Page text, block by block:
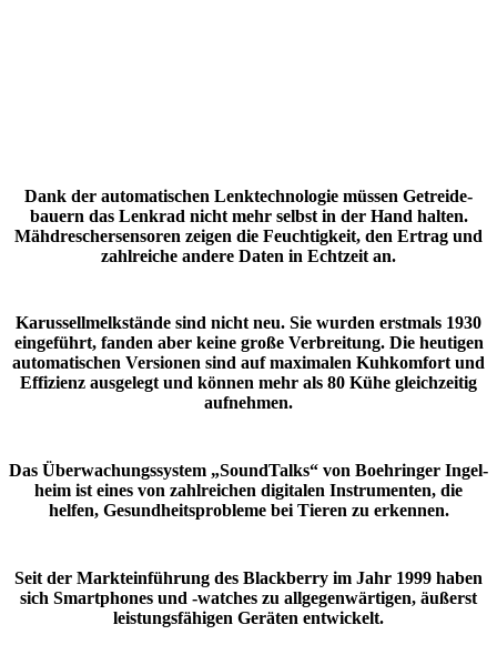
Dank der auto­ma­ti­schen Lenk­tech­no­logie müssen Getrei­de­
bauern das Lenkrad nicht mehr selbst in der Hand halten.
Mähdre­scher­sen­soren zeigen die Feuch­tig­keit, den Ertrag und
zahl­reiche andere Daten in Echt­zeit an.
Karus­sell­melk­stände sind nicht neu. Sie wurden erst­mals 1930
einge­führt, fanden aber keine große Verbrei­tung. Die heutigen
auto­ma­ti­schen Versionen sind auf maxi­malen Kuhkom­fort und
Effi­zienz ausge­legt und können mehr als 80 Kühe gleich­zeitig
aufnehmen.
Das Über­wa­chungs­system „Sound­Talks“ von Boeh­ringer Ingel­
heim ist eines von zahl­rei­chen digi­talen Instru­menten, die
helfen, Gesund­heits­pro­bleme bei Tieren zu erkennen.
Seit der Markt­ein­füh­rung des Black­berry im Jahr 1999 haben
sich Smart­phones und -watches zu allge­gen­wär­tigen, äußerst
leis­tungs­fä­higen Geräten entwi­ckelt.